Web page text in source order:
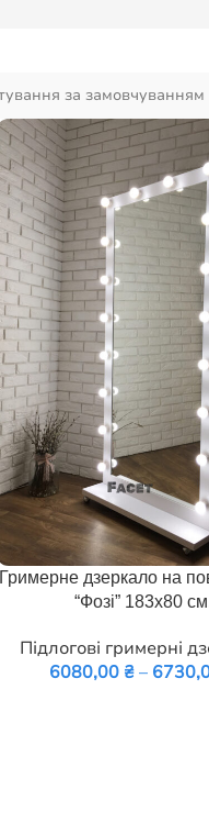
ОБЕРІТЬ ОПЦІЇ
Гримерне дзеркало на
“Фозі” 183х80
Підлогові гримерні
6080,00 ₴ –